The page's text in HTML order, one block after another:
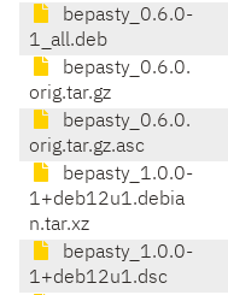
bepasty_0.6.0-
1_all.deb
bepasty_0.6.0.
orig.tar.gz
bepasty_0.6.0.
orig.tar.gz.asc
bepasty_1.0.0-
1+deb12u1.debia
n.tar.xz
bepasty_1.0.0-
1+deb12u1.dsc